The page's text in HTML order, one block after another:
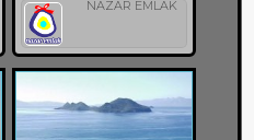
NAZAR EMLAK